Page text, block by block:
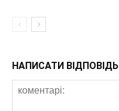
НАПИСАТИ ВІДПОВІДЬ